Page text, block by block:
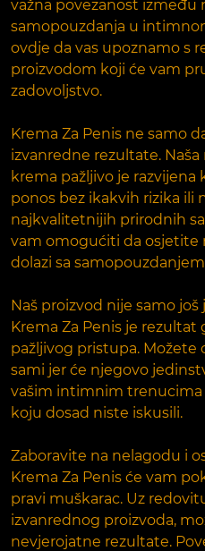
važna povezanost između
samopouzdanja u
ovdje da vas upoznamo s
proizvodom koji će vam
zadovoljstvo.
Krema Za Penis ne samo
izvanredne rezultate.
krema pažljivo je razvijena
ponos bez ikakvih rizika ili
najkvalitetnijih prirodnih
vam omogućiti da osjetite
dolazi sa
Naš proizvod nije samo
Krema Za Penis je rezultat
pažljivog pristupa.
sami jer će njegovo
vašim intimnim
koju dosad niste iskusili.
Zaboravite na nelagodu i
Krema Za Penis će vam
pravi muškarac. Uz
izvanrednog proizvoda,
nevjerojatne rezultate.